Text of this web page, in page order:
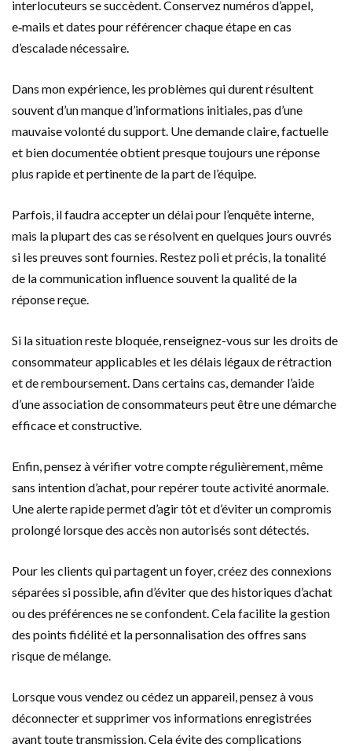
interlocuteurs se succèdent. Conservez numéros d’appel,
e‑mails et dates pour référencer chaque étape en cas
d’escalade nécessaire.
Dans mon expérience, les problèmes qui durent résultent
souvent d’un manque d’informations initiales, pas d’une
mauvaise volonté du support. Une demande claire, factuelle
et bien documentée obtient presque toujours une réponse
plus rapide et pertinente de la part de l’équipe.
Parfois, il faudra accepter un délai pour l’enquête interne,
mais la plupart des cas se résolvent en quelques jours ouvrés
si les preuves sont fournies. Restez poli et précis, la tonalité
de la communication influence souvent la qualité de la
réponse reçue.
Si la situation reste bloquée, renseignez-vous sur les droits de
consommateur applicables et les délais légaux de rétraction
et de remboursement. Dans certains cas, demander l’aide
d’une association de consommateurs peut être une démarche
efficace et constructive.
Enfin, pensez à vérifier votre compte régulièrement, même
sans intention d’achat, pour repérer toute activité anormale.
Une alerte rapide permet d’agir tôt et d’éviter un compromis
prolongé lorsque des accès non autorisés sont détectés.
Pour les clients qui partagent un foyer, créez des connexions
séparées si possible, afin d’éviter que des historiques d’achat
ou des préférences ne se confondent. Cela facilite la gestion
des points fidélité et la personnalisation des offres sans
risque de mélange.
Lorsque vous vendez ou cédez un appareil, pensez à vous
déconnecter et supprimer vos informations enregistrées
avant toute transmission. Cela évite des complications